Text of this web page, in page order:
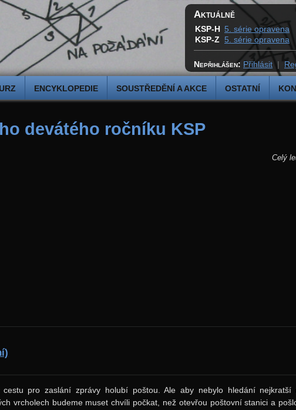
ENCYKLOPEDIE SOUSTŘEDĚNÍ A AKCE OSTATNÍ
Aktuálně
KSP-H 5. série opravena
KSP-Z 5. série opravena
Nepřihlášen: Přihlásit |
devátého ročníku KSP
Celý
pro zaslání zprávy holubí poštou. Ale aby nebylo hledání nejkratší
vrcholech budeme muset chvíli počkat, než otevřou poštovní stanici a